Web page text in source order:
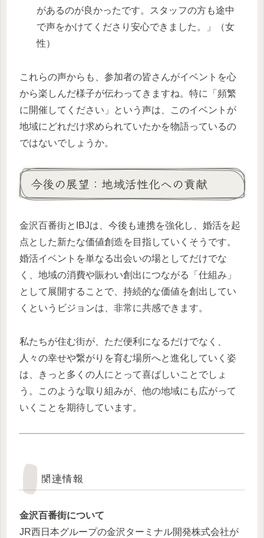
があるのが良かったです。スタッフの方も途中
で声をかけてくださり安心できました。」（女
性）
これらの声からも、参加者の皆さんがイベントを心
から楽しんだ様子が伝わってきますね。特に「頻繁
に開催してください」という声は、このイベントが
地域にどれだけ求められていたかを物語っているの
ではないでしょうか。
今後の展望：地域活性化への貢献
金沢百番街とIBJは、今後も連携を強化し、婚活を起
点とした新たな価値創造を目指していくそうです。
婚活イベントを単なる出会いの場としてだけでな
く、地域の消費や賑わい創出につながる「仕組み」
として展開することで、持続的な価値を創出してい
くというビジョンは、非常に共感できます。
私たちが住む街が、ただ便利になるだけでなく、
人々の幸せや繋がりを育む場所へと進化していく姿
は、きっと多くの人にとって喜ばしいことでしょ
う。このような取り組みが、他の地域にも広がって
いくことを期待しています。
関連情報
金沢百番街について
JR西日本グループの金沢ターミナル開発株式会社が